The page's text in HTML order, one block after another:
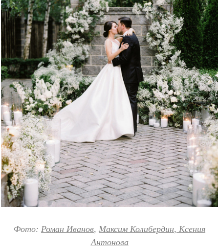
Фото: Роман Иванов, Максим Колибердин, Ксения
Антонова